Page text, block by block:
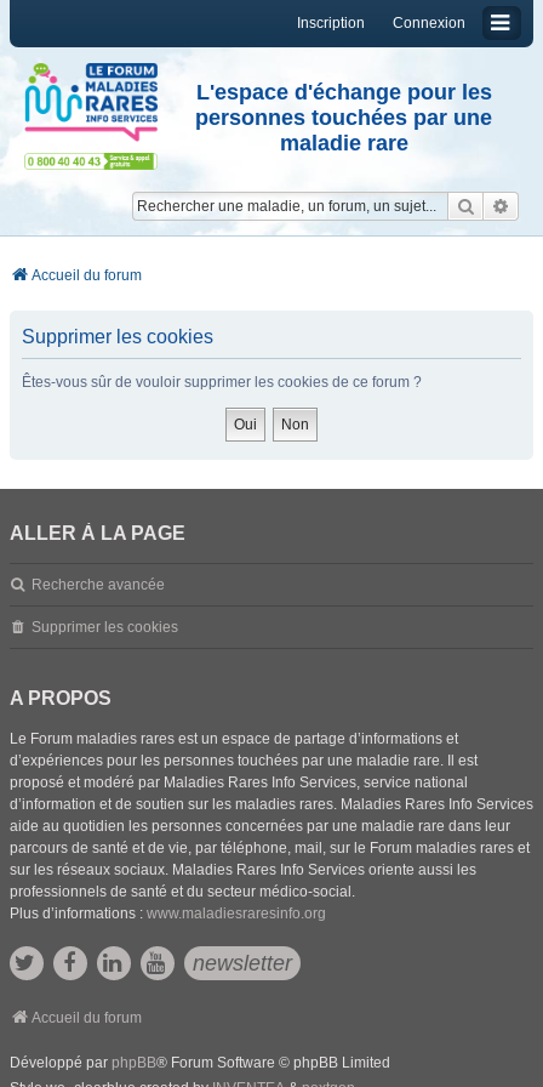
Connexion
Inscription
L'espace d'échange pour les
personnes touchées par une
maladie rare
Accueil du forum
Supprimer les cookies
Êtes-vous sûr de vouloir supprimer les cookies de ce forum ?
ALLER À LA PAGE
Recherche avancée
Supprimer les cookies
A PROPOS
Le Forum maladies rares est un espace de partage d’informations et
d’expériences pour les personnes touchées par une maladie rare. Il est
proposé et modéré par Maladies Rares Info Services, service national
d’information et de soutien sur les maladies rares. Maladies Rares Info Services
aide au quotidien les personnes concernées par une maladie rare dans leur
parcours de santé et de vie, par téléphone, mail, sur le Forum maladies rares et
sur les réseaux sociaux. Maladies Rares Info Services oriente aussi les
professionnels de santé et du secteur médico-social.
Plus d’informations : www.maladiesraresinfo.org
newsletter
Accueil du forum
Développé par phpBB® Forum Software © phpBB Limited